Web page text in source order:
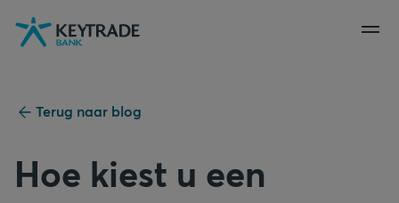
Naar
navigatie
Naar
aanmelden
Naar
inhoud
Terug naar blog
Hoe kiest u een